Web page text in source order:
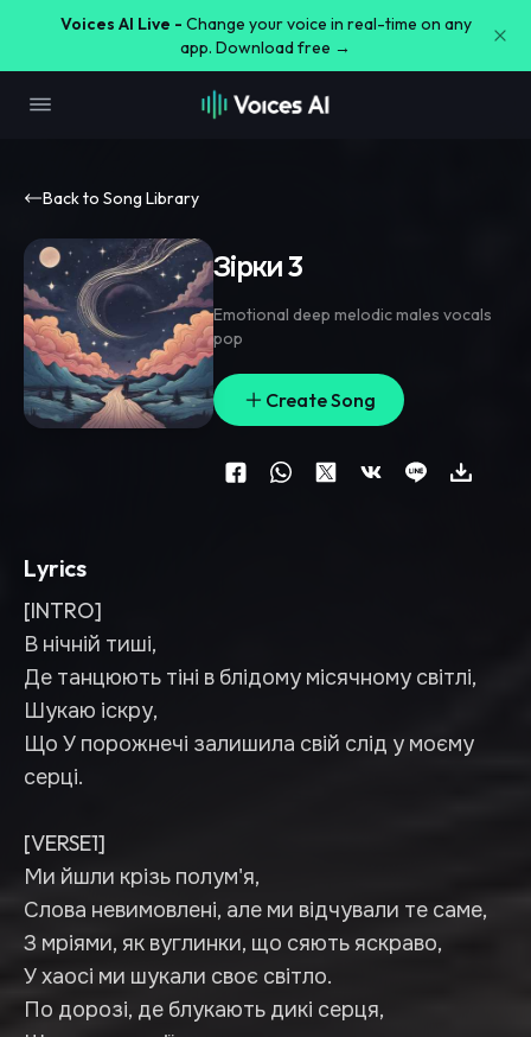
Voices AI Live - Change your voice in real-time on any
app. Download free →
Back to Song Library
Зірки 3
Emotional deep melodic males vocals
pop
Create Song
Lyrics
[INTRO]
В нічній тиші,
Де танцюють тіні в блідому місячному світлі,
Шукаю іскру,
Що У порожнечі залишила свій слід у моєму
серці.
[VERSE1]
Ми йшли крізь полум'я,
Слова невимовлені, але ми відчували те саме,
З мріями, як вуглинки, що сяють яскраво,
У хаосі ми шукали своє світло.
По дорозі, де блукають дикі серця,